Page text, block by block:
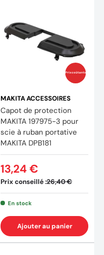
(1
Prix coûtants
MAKITA ACCESSOIRES
Capot de protection
MAKITA 197975-3 pour
scie à ruban portative
MAKITA DPB181
Prix conseillé :26,40 €
13,24 €
En stock
Ajouter au panier